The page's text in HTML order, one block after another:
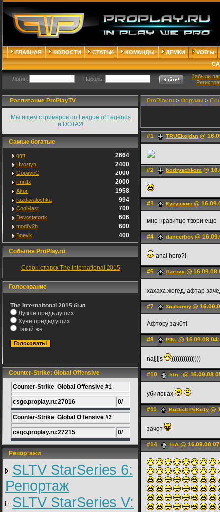
ГЛАВНАЯ НОВОСТИ СТАТЬИ КОМАНДЫ ДЕМКИ
VOD'ы
Логин: Пароль:
Забыли
Расписание ProPlayTV
Мы ищем стримеров по League of Legends
и DOTA2!
Самые богатые
ggtt 2664
Hvostyn 2400
GopaveC 2000
rmn1x 2000
Akon 1958
razdavalochka 994
CoolMast 700
Devostatortk 606
modify2h 600
Boevik 400
События ProPlay.ru
Сезон ставок The International 2015
Голосование
The Internaitonal 2015 был
Лучше предыдуших
Хуже предыдущих
Такой же
Counter-Strike: Global Offensive
Counter-Strike: Global Offensive #1
csgo.proplay.ru:27016 0/
Counter-Strike: Global Offensive #2
csgo.proplay.ru:27215 0/
Репортажи
SLTV StarSeries 6:
Репортаж
SLTV StarSeries V:
ProPlay.ru > Форумы >
#1 TRUEkоjdan @
#2 bodryachkom @
#3 Кукушкин @
мне нравитцо твори еще
#4 dancerboy @
anal hero?!
#5 Ластик @ 16.09.08
хахаха жогед, афтар
#7 3nakomiy @
Афтору зач0т!
#8 PIN- @ 16.09.08
najjjjs )))))))))))))))
#10 htn_ @ 16.09.08
убилонах
#11 BuDeJI PoKeTy @
зачот
#14 fnA @ 16.09.08